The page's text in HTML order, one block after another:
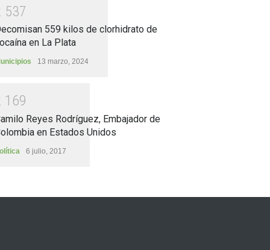
537
559 kilos de clorhidrato de
en La Plata
13 marzo, 2024
1 69
Reyes Rodríguez, Embajador de
en Estados Unidos
6 julio, 2017